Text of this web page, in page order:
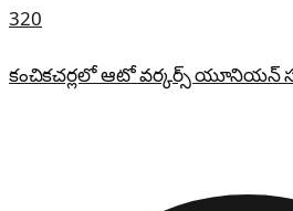
320
కంచికచర్లలో ఆటో వర్కర్స్ యూనియన్